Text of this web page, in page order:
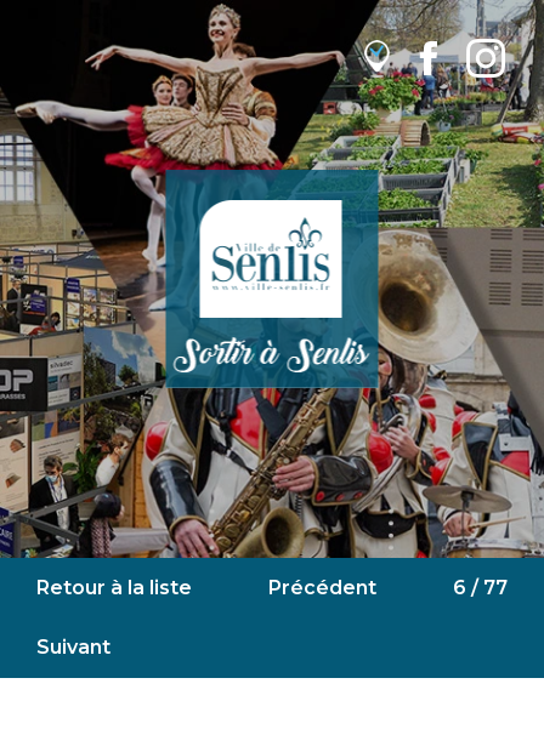
Retour à la liste Précédent 6 / 77
Suivant